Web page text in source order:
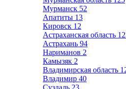
Мурманск 52
Апатиты 13
Кировск 12
Астраханская область
Астрахань 94
Нариманов 2
Камызяк 2
Владимирская область
Владимир 40
Суздаль 23